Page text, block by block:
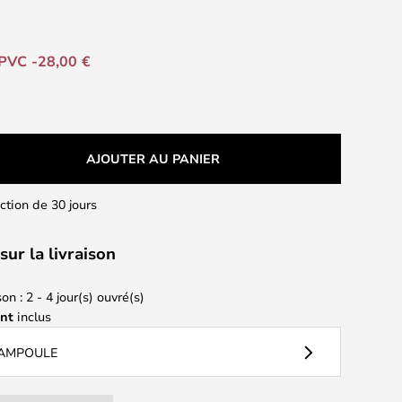
-28,00 €
AJOUTER AU PANIER
de 30 jours
la livraison
: 2 - 4 jour(s) ouvré(s)
inclus